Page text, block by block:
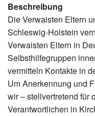
Beschreibung
Die Verwaisten Eltern
Schleswig-Holstein
Verwaisten Eltern in
Selbsthilfegruppen
vermitteln Kontakte in
Um Anerkennung und
wir – stellvertretend für
Verantwortlichen in